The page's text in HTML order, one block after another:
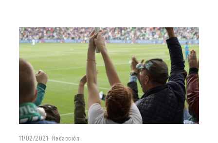
11/02/2021 Redacción